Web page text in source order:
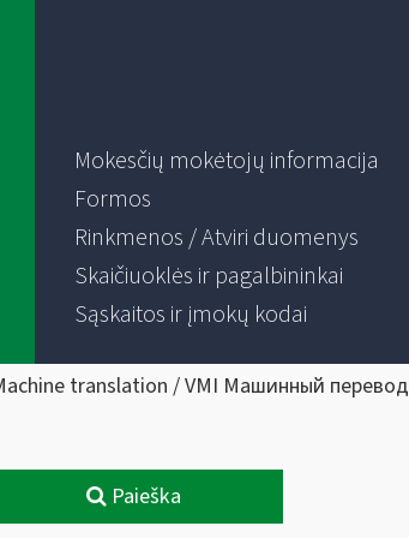
Mokesčių mokėtojų informacija
Formos
Rinkmenos / Atviri duomenys
Skaičiuoklės ir pagalbininkai
Sąskaitos ir įmokų kodai
translation / VMI Машинный
Paieška